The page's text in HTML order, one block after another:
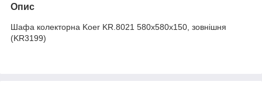
Опис
Шафа колекторна Koer KR.8021 580x580x150, зовнішня
(KR3199)